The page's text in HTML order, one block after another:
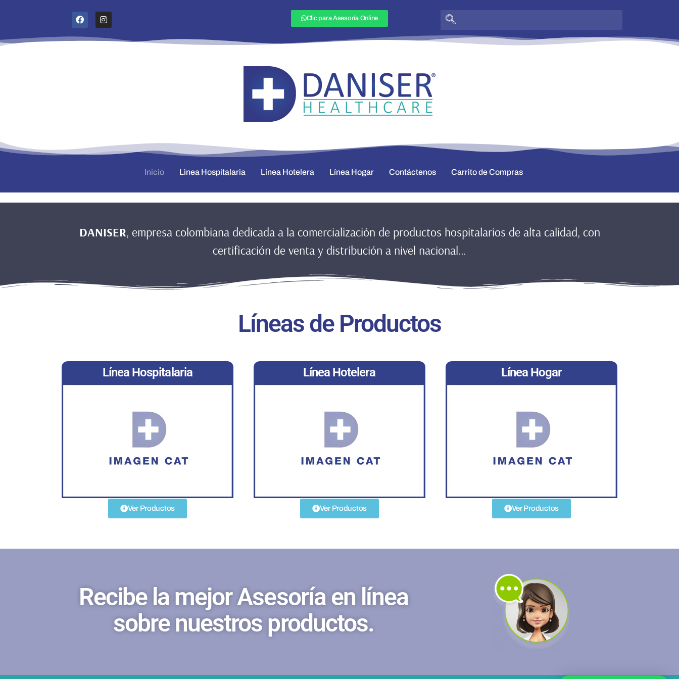
Clic para Asesoría Online
Inicio Linea Hospitalaria Línea Hotelera Línea Hogar Contáctenos Carrito de Compras
DANISER, empresa colombiana dedicada a la comercialización de productos hospitalarios de alta calidad, con
certificación de venta y distribución a nivel nacional…
Líneas de Productos
Línea Hospitalaria
Ver Productos
Línea Hotelera
Ver Productos
Línea Hogar
Ver Productos
Recibe la mejor Asesoría en línea
sobre nuestros productos.